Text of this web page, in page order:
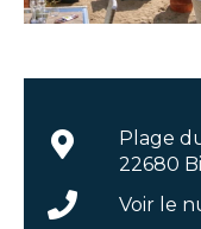
Plage
22680
Voir le